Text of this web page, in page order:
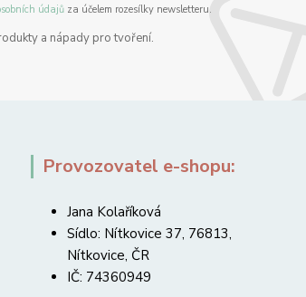
údajůza účelem rozesílky newsletteru.
a nápady pro tvoření.
Provozovatel e-shopu:
Jana Kolaříková
Sídlo: Nítkovice 37, 76813,
Nítkovice, ČR
IČ: 74360949